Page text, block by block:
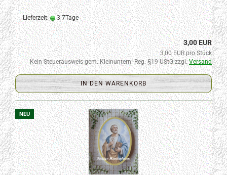
Lieferzeit: 3-7Tage
3,00 EUR
3,00 EUR pro Stück
Kein Steuerausweis gem. Kleinuntern.-Reg. §19 UStG zzgl.Versand
IN DEN WARENKORB
NEU